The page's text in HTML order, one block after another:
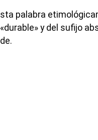
sta palabra
«durable» y del sufijo
de.